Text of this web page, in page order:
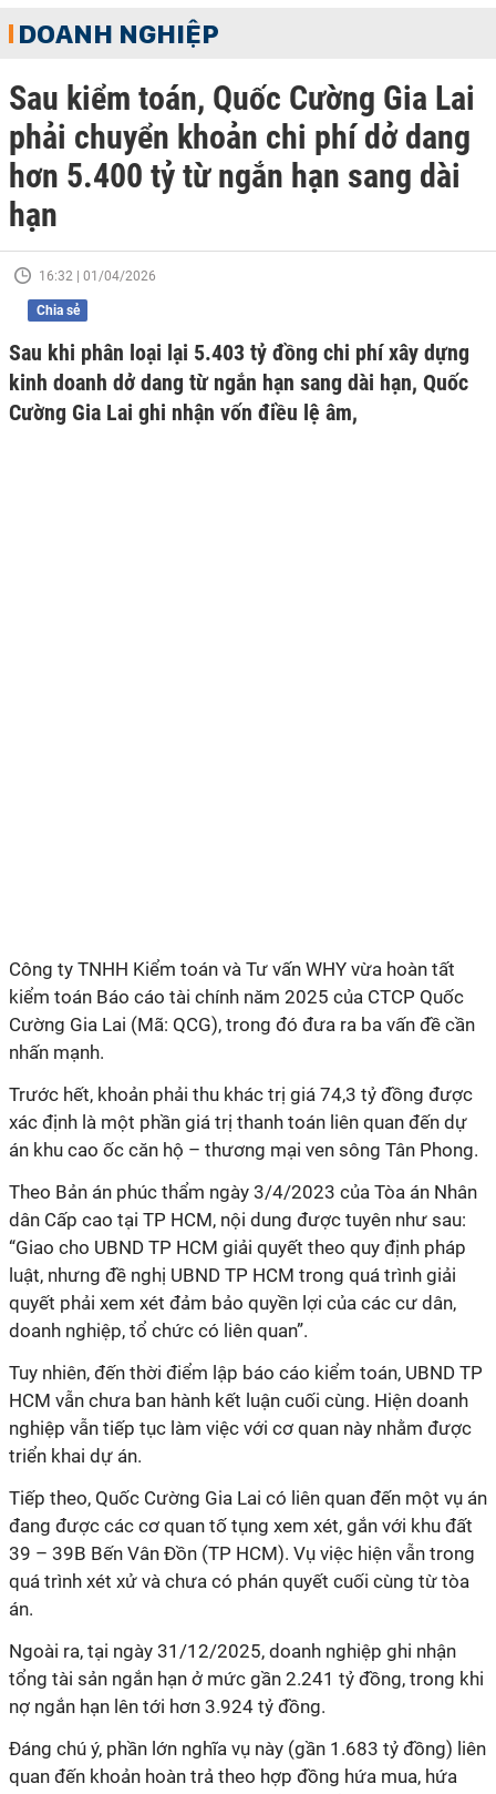
DOANH NGHIỆP
Sau kiểm toán, Quốc Cường Gia Lai
phải chuyển khoản chi phí dở dang
hơn 5.400 tỷ từ ngắn hạn sang dài
hạn
16:32 | 01/04/2026
Chia sẻ
Sau khi phân loại lại 5.403 tỷ đồng chi phí xây dựng
kinh doanh dở dang từ ngắn hạn sang dài hạn, Quốc
Cường Gia Lai ghi nhận vốn điều lệ âm,
Công ty TNHH Kiểm toán và Tư vấn WHY vừa hoàn tất
kiểm toán Báo cáo tài chính năm 2025 của CTCP Quốc
Cường Gia Lai (Mã: QCG), trong đó đưa ra ba vấn đề cần
nhấn mạnh.
Trước hết, khoản phải thu khác trị giá 74,3 tỷ đồng được
xác định là một phần giá trị thanh toán liên quan đến dự
án khu cao ốc căn hộ – thương mại ven sông Tân Phong.
Theo Bản án phúc thẩm ngày 3/4/2023 của Tòa án Nhân
dân Cấp cao tại TP HCM, nội dung được tuyên như sau:
“Giao cho UBND TP HCM giải quyết theo quy định pháp
luật, nhưng đề nghị UBND TP HCM trong quá trình giải
quyết phải xem xét đảm bảo quyền lợi của các cư dân,
doanh nghiệp, tổ chức có liên quan”.
Tuy nhiên, đến thời điểm lập báo cáo kiểm toán, UBND TP
HCM vẫn chưa ban hành kết luận cuối cùng. Hiện doanh
nghiệp vẫn tiếp tục làm việc với cơ quan này nhằm được
triển khai dự án.
Tiếp theo, Quốc Cường Gia Lai có liên quan đến một vụ án
đang được các cơ quan tố tụng xem xét, gắn với khu đất
39 – 39B Bến Vân Đồn (TP HCM). Vụ việc hiện vẫn trong
quá trình xét xử và chưa có phán quyết cuối cùng từ tòa
án.
Ngoài ra, tại ngày 31/12/2025, doanh nghiệp ghi nhận
tổng tài sản ngắn hạn ở mức gần 2.241 tỷ đồng, trong khi
nợ ngắn hạn lên tới hơn 3.924 tỷ đồng.
Đáng chú ý, phần lớn nghĩa vụ này (gần 1.683 tỷ đồng) liên
quan đến khoản hoàn trả theo hợp đồng hứa mua, hứa